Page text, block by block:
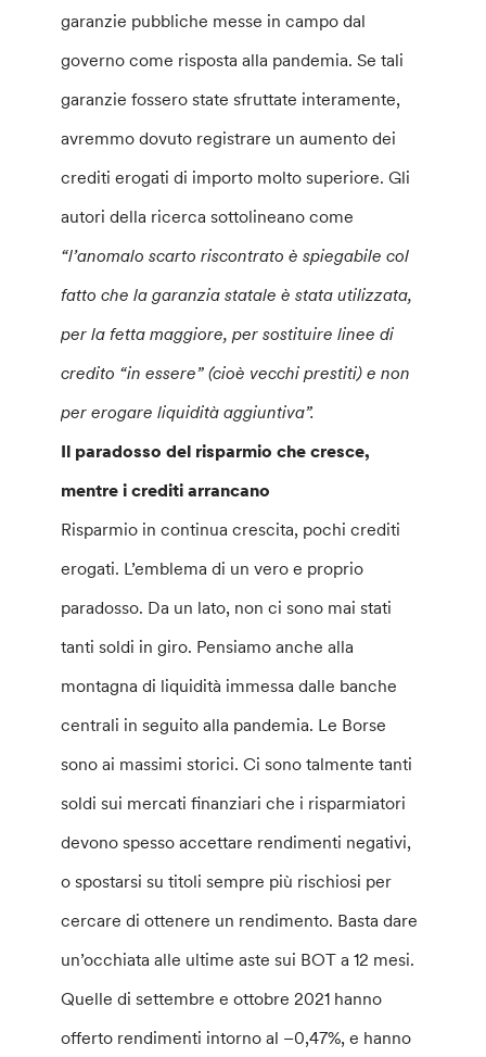
garanzie pubbliche messe in campo dal
governo come risposta alla pandemia. Se tali
garanzie fossero state sfruttate interamente,
avremmo dovuto registrare un aumento dei
crediti erogati di importo molto superiore. Gli
autori della ricerca sottolineano come
“l’anomalo scarto riscontrato è spiegabile col
fatto che la garanzia statale è stata utilizzata,
per la fetta maggiore, per sostituire linee di
credito “in essere” (cioè vecchi prestiti) e non
per erogare liquidità aggiuntiva”.
Il paradosso del risparmio che cresce,
mentre i crediti arrancano
Risparmio in continua crescita, pochi crediti
erogati. L’emblema di un vero e proprio
paradosso. Da un lato, non ci sono mai stati
tanti soldi in giro. Pensiamo anche alla
montagna di liquidità immessa dalle banche
centrali in seguito alla pandemia. Le Borse
sono ai massimi storici. Ci sono talmente tanti
soldi sui mercati finanziari che i risparmiatori
devono spesso accettare rendimenti negativi,
o spostarsi su titoli sempre più rischiosi per
cercare di ottenere un rendimento. Basta dare
un’occhiata alle ultime aste sui BOT a 12 mesi.
Quelle di settembre e ottobre 2021 hanno
offerto rendimenti intorno al –0,47%, e hanno